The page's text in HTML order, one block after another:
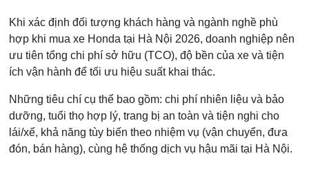
Khi xác định đối tượng khách hàng và ngành nghề phù
hợp khi mua xe Honda tại Hà Nội 2026, doanh nghiệp nên
ưu tiên tổng chi phí sở hữu (TCO), độ bền của xe và tiện
ích vận hành để tối ưu hiệu suất khai thác.
Những tiêu chí cụ thể bao gồm: chi phí nhiên liệu và bảo
dưỡng, tuổi thọ hợp lý, trang bị an toàn và tiện nghi cho
lái/xế, khả năng tùy biến theo nhiệm vụ (vận chuyển, đưa
đón, bán hàng), cùng hệ thống dịch vụ hậu mãi tại Hà Nội.